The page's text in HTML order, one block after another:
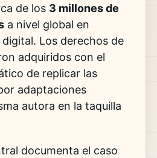
de los 3 millones de
a nivel global en
Los derechos de
adquiridos con el
de replicar las
adaptaciones
autora en la taquilla
documenta el caso